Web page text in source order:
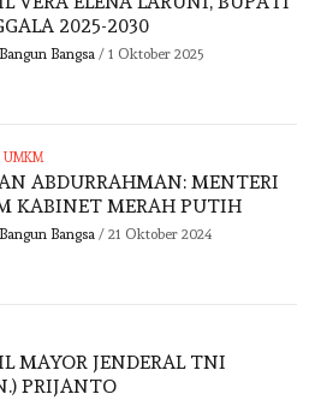
2025-2030
Bangsa/ 1 Oktober 2025
UMKM
ABDURRAHMAN: MENTERI
KABINET MERAH PUTIH
Bangsa/ 21 Oktober 2024
MAYOR JENDERAL TNI
PRIJANTO